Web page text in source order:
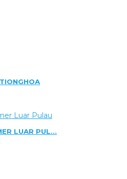
LUAR PUL...